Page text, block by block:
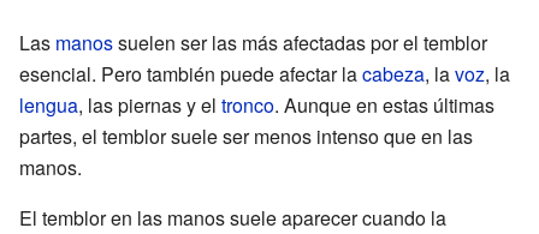
Las manossuelen ser las más afectadas por el temblor
esencial. Pero también puede afectar lacabeza, lavoz, la
lengua, las piernas y el tronco. Aunque en estas últimas
partes, el temblor suele ser menos intenso que en las
manos.
El temblor en las manos suele aparecer cuando la